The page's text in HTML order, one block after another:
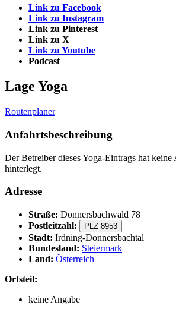
Link zu Facebook
Link zu Instagram
Link zu Pinterest
Link zu X
Link zu Youtube
Podcast
Lage Yoga
Routenplaner
Anfahrtsbeschreibung
Der Betreiber dieses Yoga-Eintrags hat keine
hinterlegt.
Adresse
Straße: Donnersbachwald 78
Postleitzahl:
PLZ 8953
Stadt: Irdning-Donnersbachtal
Bundesland: Steiermark
Land: Österreich
Ortsteil:
keine Angabe